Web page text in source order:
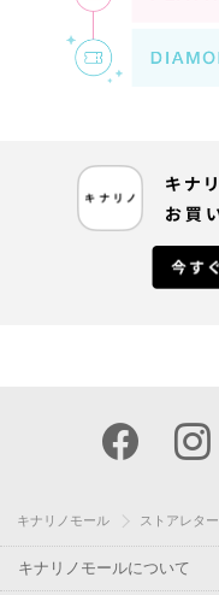
キナリノモール ストアレター
キナリノモールについて